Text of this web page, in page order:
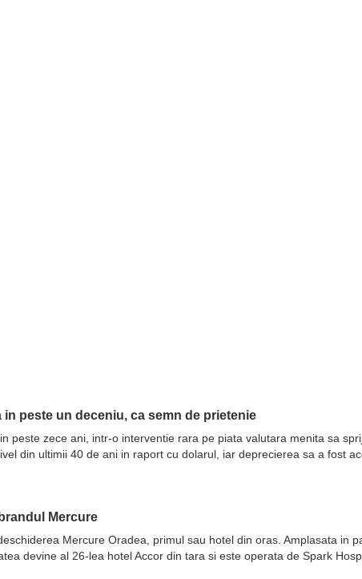
peste un deceniu, ca semn de prietenie
peste zece ani, intr-o interventie rara pe piata valutara menita sa
din ultimii 40 de ani in raport cu dolarul, iar deprecierea sa a fost
Mercure
Mercure Oradea, primul sau hotel din oras. Amplasata in
devine al 26-lea hotel Accor din tara si este operata de Spark